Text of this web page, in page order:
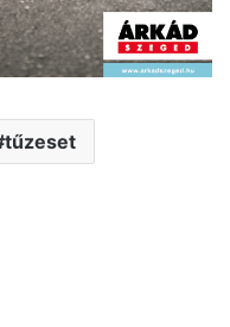
tűzeset